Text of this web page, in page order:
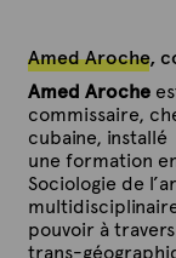
Amed Aroche,
Amed Aroche
commissaire,
cubaine, installé
une formation
Sociologie de
pouvoir à
trans-